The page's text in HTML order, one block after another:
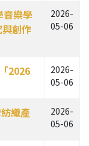
音樂學
創作
2026-
05-06
2026
2026-
05-06
織產
2026-
05-06